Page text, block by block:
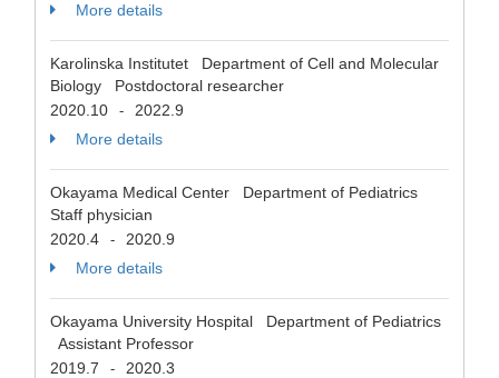
More details
Karolinska Institutet Department of Cell and Molecular
Biology Postdoctoral researcher
2020.10
-
2022.9
More details
Okayama Medical Center Department of Pediatrics
Staff physician
2020.4
-
2020.9
More details
Okayama University Hospital Department of Pediatrics
Assistant Professor
2019.7
-
2020.3